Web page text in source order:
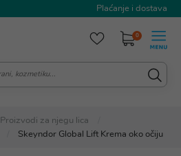
Plaćanje i dostava
0
Proizvodi za njegu lica
Skeyndor Global Lift Krema oko očiju